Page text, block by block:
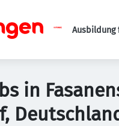
Ausbildung
in